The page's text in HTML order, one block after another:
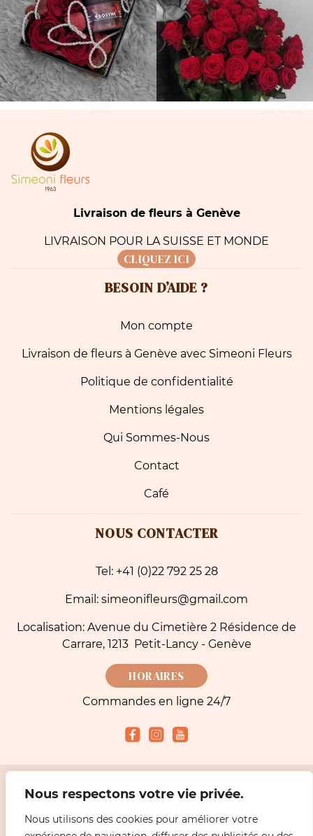
Nous respectons votre vie privée.
Nous utilisons des cookies pour améliorer votre
Livraison de fleurs à Genève
LIVRAISON POUR LA SUISSE ET MONDE
CLIQUEZ ICI
BESOIN D’AIDE ?
Mon compte
Livraison de fleurs à Genève avec Simeoni Fleurs
Politique de confidentialité
Mentions légales
Qui Sommes-Nous
Contact
Café
NOUS CONTACTER
Tel: +41 (0)22 792 25 28
Email: simeonifleurs@gmail.com
Localisation: Avenue du Cimetière 2 Résidence de
Carrare, 1213 Petit-Lancy - Genève
HORAIRES
Commandes en ligne 24/7
Modes de paiement acceptés